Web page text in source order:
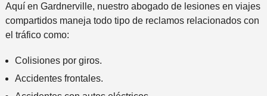
Aquí en Gardnerville, nuestro abogado de lesiones en viajes
compartidos maneja todo tipo de reclamos relacionados con
el tráfico como:
Colisiones por giros.
Accidentes frontales.